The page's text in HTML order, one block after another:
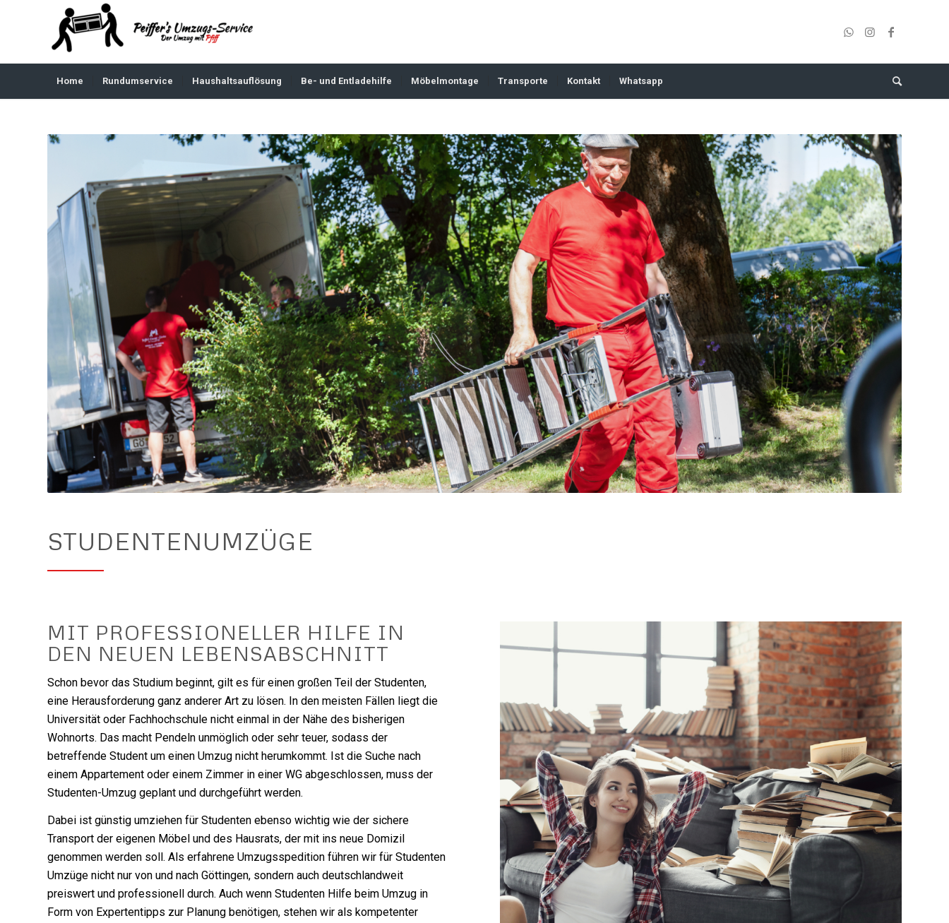
Home Rundumservice Haushaltsauflösung Be- und Entladehilfe Möbelmontage Transporte Kontakt Whatsapp
STUDENTENUMZÜGE
MIT PROFESSIONELLER HILFE IN
DEN NEUEN LEBENSABSCHNITT
Schon bevor das Studium beginnt, gilt es für einen großen Teil der Studenten,
eine Herausforderung ganz anderer Art zu lösen. In den meisten Fällen liegt die
Universität oder Fachhochschule nicht einmal in der Nähe des bisherigen
Wohnorts. Das macht Pendeln unmöglich oder sehr teuer, sodass der
betreffende Student um einen Umzug nicht herumkommt. Ist die Suche nach
einem Appartement oder einem Zimmer in einer WG abgeschlossen, muss der
Studenten-Umzug geplant und durchgeführt werden.
Dabei ist günstig umziehen für Studenten ebenso wichtig wie der sichere
Transport der eigenen Möbel und des Hausrats, der mit ins neue Domizil
genommen werden soll. Als erfahrene Umzugsspedition führen wir für Studenten
Umzüge nicht nur von und nach Göttingen, sondern auch deutschlandweit
preiswert und professionell durch. Auch wenn Studenten Hilfe beim Umzug in
Form von Expertentipps zur Planung benötigen, stehen wir als kompetenter